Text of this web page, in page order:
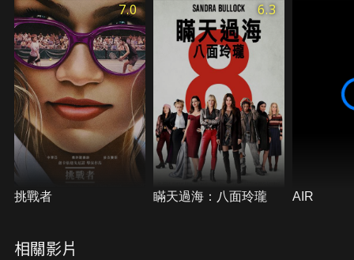
7.0
挑戰者
6.3
瞞天過海：八面玲瓏 AIR
相關影片